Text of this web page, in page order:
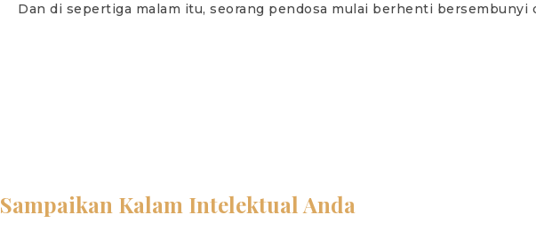
Dan di sepertiga malam itu, seorang pendosa mulai berhenti bersembunyi